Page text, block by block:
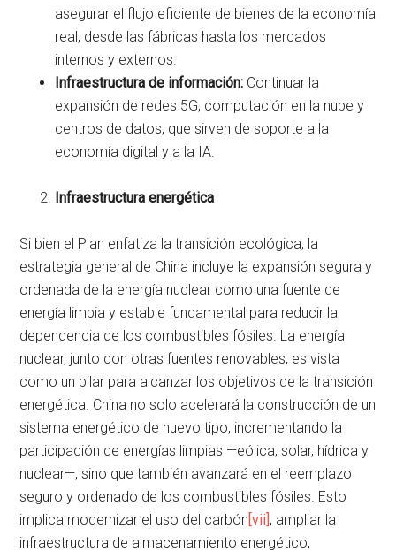
asegurar el flujo eficiente de bienes de la economía
real, desde las fábricas hasta los mercados
internos y externos.
Infraestructura de información: Continuar la
expansión de redes 5G, computación en la nube y
centros de datos, que sirven de soporte a la
economía digital y a la IA.
Infraestructura energética
Si bien el Plan enfatiza la transición ecológica, la
estrategia general de China incluye la expansión segura y
ordenada de la energía nuclear como una fuente de
energía limpia y estable fundamental para reducir la
dependencia de los combustibles fósiles. La energía
nuclear, junto con otras fuentes renovables, es vista
como un pilar para alcanzar los objetivos de la transición
energética. China no solo acelerará la construcción de un
sistema energético de nuevo tipo, incrementando la
participación de energías limpias —eólica, solar, hídrica y
nuclear—, sino que también avanzará en el reemplazo
seguro y ordenado de los combustibles fósiles. Esto
implica modernizar el uso del carbón[vii], ampliar la
infraestructura de almacenamiento energético,